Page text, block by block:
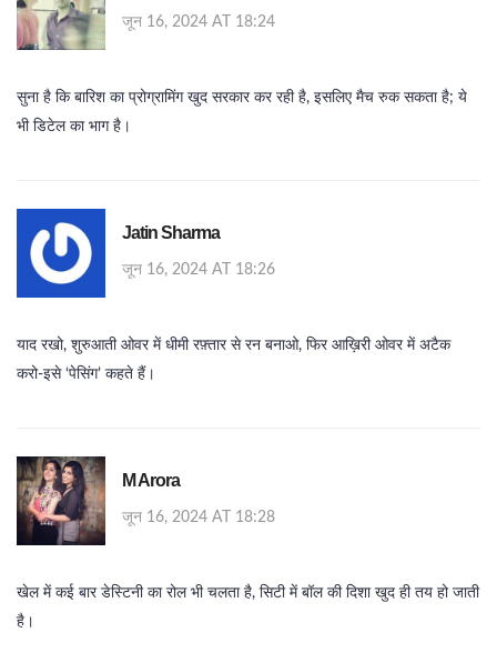
जून 16, 2024 AT 18:24
सुना है कि बारिश का प्रोग्रामिंग खुद सरकार कर रही है, इसलिए मैच रुक सकता है; ये
भी डिटेल का भाग है।
Jatin Sharma
जून 16, 2024 AT 18:26
याद रखो, शुरुआती ओवर में धीमी रफ़्तार से रन बनाओ, फिर आख़िरी ओवर में अटैक
करो-इसे ‘पेसिंग’ कहते हैं।
M Arora
जून 16, 2024 AT 18:28
खेल में कई बार डेस्टिनी का रोल भी चलता है, सिटी में बॉल की दिशा खुद ही तय हो जाती
है।